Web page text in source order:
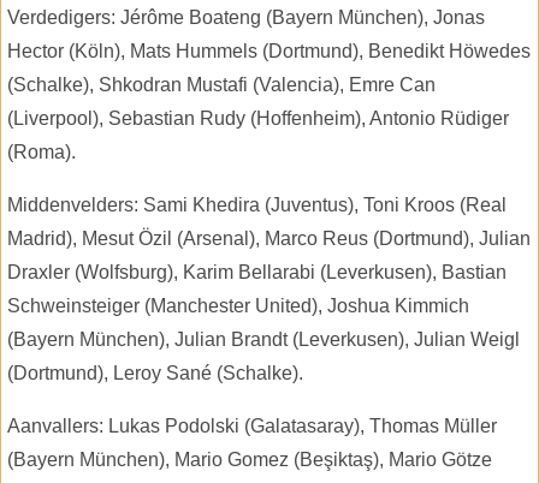
Verdedigers: Jérôme Boateng (Bayern München), Jonas
Hector (Köln), Mats Hummels (Dortmund), Benedikt Höwedes
(Schalke), Shkodran Mustafi (Valencia), Emre Can
(Liverpool), Sebastian Rudy (Hoffenheim), Antonio Rüdiger
(Roma).
Middenvelders: Sami Khedira (Juventus), Toni Kroos (Real
Madrid), Mesut Özil (Arsenal), Marco Reus (Dortmund), Julian
Draxler (Wolfsburg), Karim Bellarabi (Leverkusen), Bastian
Schweinsteiger (Manchester United), Joshua Kimmich
(Bayern München), Julian Brandt (Leverkusen), Julian Weigl
(Dortmund), Leroy Sané (Schalke).
Aanvallers: Lukas Podolski (Galatasaray), Thomas Müller
(Bayern München), Mario Gomez (Beşiktaş), Mario Götze